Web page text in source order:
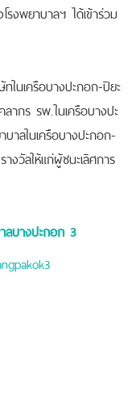
งพยาบาลฯ ได้เข้าร่วม
นเครือบางปะกอก-ปิยะ
ากร รพ.ในเครือบางปะ
าลในเครือบางปะกอก-
งวัลให้แก่ผู้ชนะเลิศการ
ลบางปะกอก 3